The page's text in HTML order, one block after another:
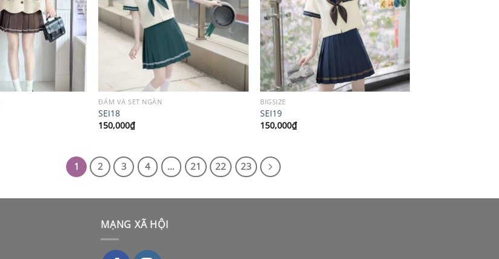
ĐẦM VÀ SET NGẮN
SEI18
150,000₫
BIGSIZE
SEI19
150,000₫
1 2 3 4 … 21 22 23
MẠNG XÃ HỘI